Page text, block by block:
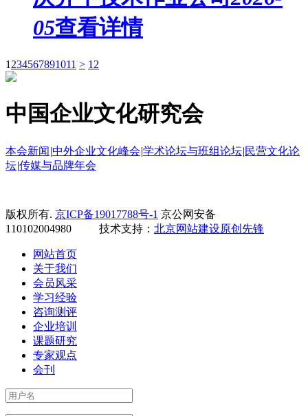
05查看详情
1 234567891011 > 12
中国企业文化研究会
本会新闻 |中外企业文化峰会|学术论坛与班组论坛|民营文化论
坛|传媒与品牌年会
版权所有. 京ICP备19017788号-1 京公网安备
110102004980 技术支持： 北京网站建设原创先锋
网站首页
关于我们
会员风采
学习经验
咨询测评
企业培训
课题研究
专家观点
会刊